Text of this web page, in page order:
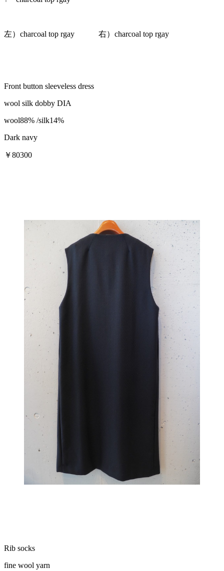
左）charcoal top rgay 右）charcoal top rgay
Front button sleeveless dress
wool silk dobby DIA
wool88% /silk14%
Dark navy
￥80300
Rib socks
fine wool yarn